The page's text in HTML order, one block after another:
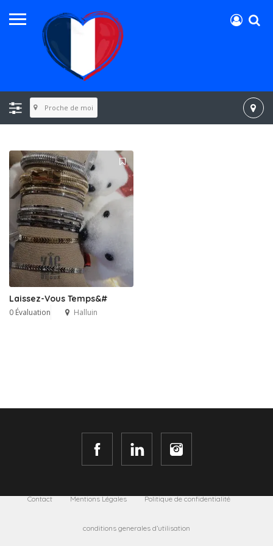
Proche de moi
Laissez-Vous Temps&#
0 Évaluation Halluin
Contact Mentions Légales Politique de confidentialité
conditions generales d’utilisation